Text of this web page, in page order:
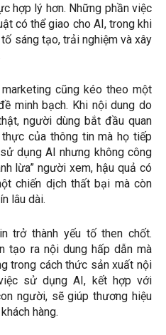
hợp lý hơn. Những phần việc
có thể giao cho AI, trong khi
sáng tạo, trải nghiệm và xây
cũng kéo theo một
minh bạch. Khi nội dung do
người dùng bắt đầu quan
của thông tin mà họ tiếp
dụng AI nhưng không công
lừa” người xem, hậu quả có
chiến dịch thất bại mà còn
lâu dài.
trở thành yếu tố then chốt.
tạo ra nội dung hấp dẫn mà
trong cách thức sản xuất nội
sử dụng AI, kết hợp với
người, sẽ giúp thương hiệu
hàng.